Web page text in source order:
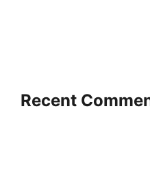
Recent